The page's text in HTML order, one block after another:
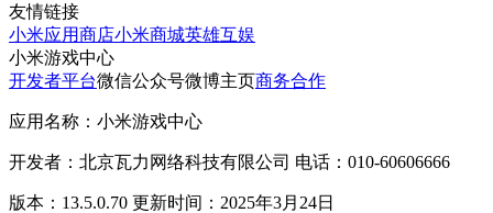
友情链接
小米应用商店小米商城英雄互娱
小米游戏中心
开发者平台微信公众号微博主页商务合作
应用名称：小米游戏中心
开发者：北京瓦力网络科技有限公司 电话：010-60606666
版本：13.5.0.70 更新时间：2025年3月24日